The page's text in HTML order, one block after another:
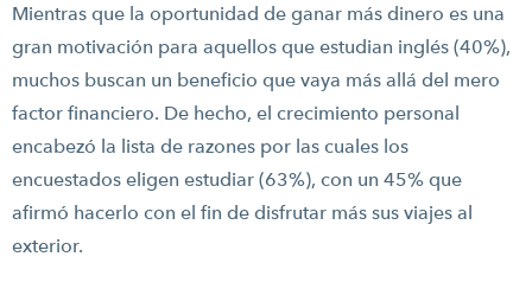
Mientras que la oportunidad de ganar más dinero es una
gran motivación para aquellos que estudian inglés (40%),
muchos buscan un beneficio que vaya más allá del mero
factor financiero. De hecho, el crecimiento personal
encabezó la lista de razones por las cuales los
encuestados eligen estudiar (63%), con un 45% que
afirmó hacerlo con el fin de disfrutar más sus viajes al
exterior.